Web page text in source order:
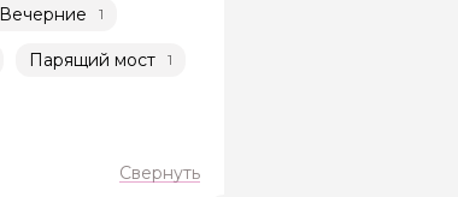
Вечерние 1
Парящий мост 1